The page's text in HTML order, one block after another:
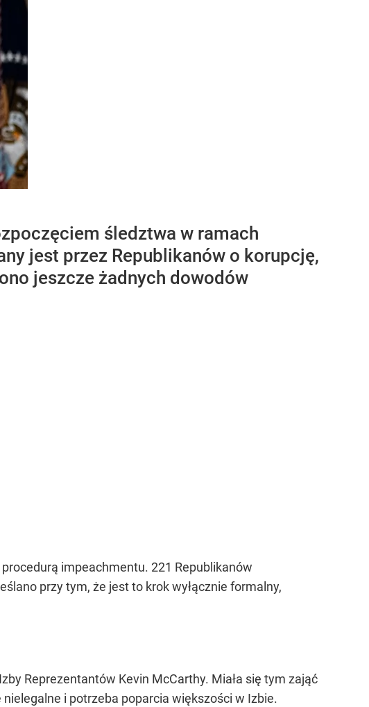
śledztwa w ramach
jest przez Republikanów o korupcję,
jeszcze żadnych dowodów
impeachmentu. 221 Republikanów
przy tym, że jest to krok wyłącznie formalny,
Reprezentantów Kevin McCarthy. Miała się tym zająć
i potrzeba poparcia większości w Izbie.